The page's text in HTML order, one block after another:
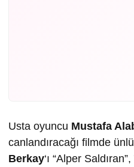
Usta oyuncu Mustafa
canlandıracağı filmde
Berkay‘ı “Alper Saldıran”,